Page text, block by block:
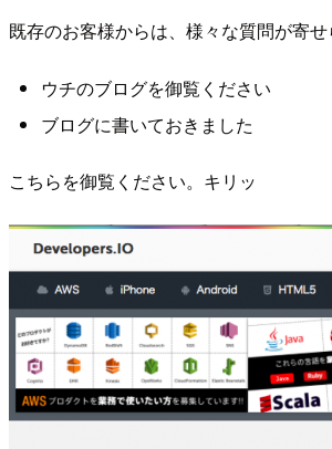
既存のお客様からは、様々な質問が寄
ウチのブログを御覧ください
ブログに書いておきました
こちらを御覧ください。キリッ